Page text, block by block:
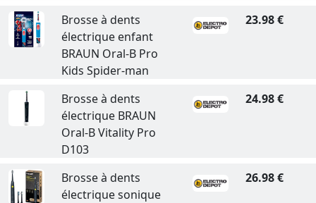
Brosse à dents
électrique enfant
BRAUN Oral-B Pro
Kids Spider-man
23.98 €
Brosse à dents
électrique BRAUN
Oral-B Vitality Pro
D103
24.98 €
Brosse à dents
électrique sonique
26.98 €